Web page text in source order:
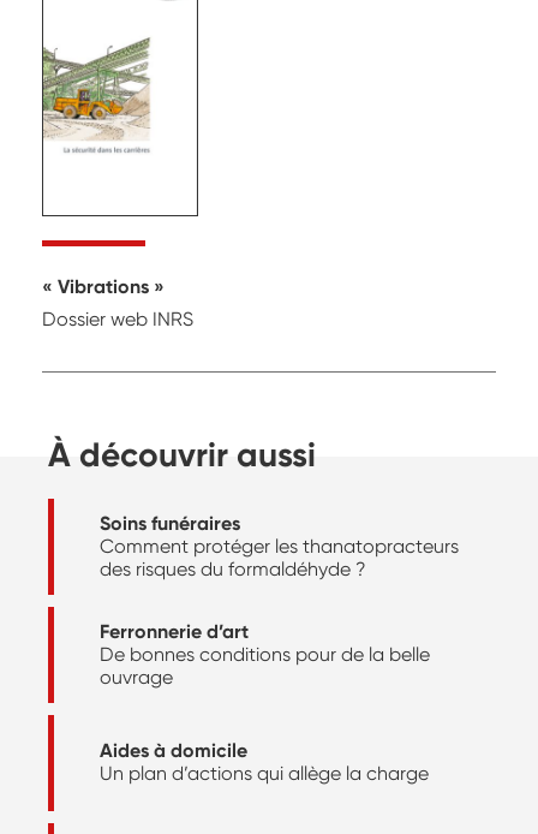
Vibrations
Dossier web INRS
À découvrir aussi
Soins funéraires
Comment protéger les thanatopracteurs
des risques du formaldéhyde ?
Ferronnerie d’art
De bonnes conditions pour de la belle
ouvrage
Aides à domicile
Un plan d’actions qui allège la charge